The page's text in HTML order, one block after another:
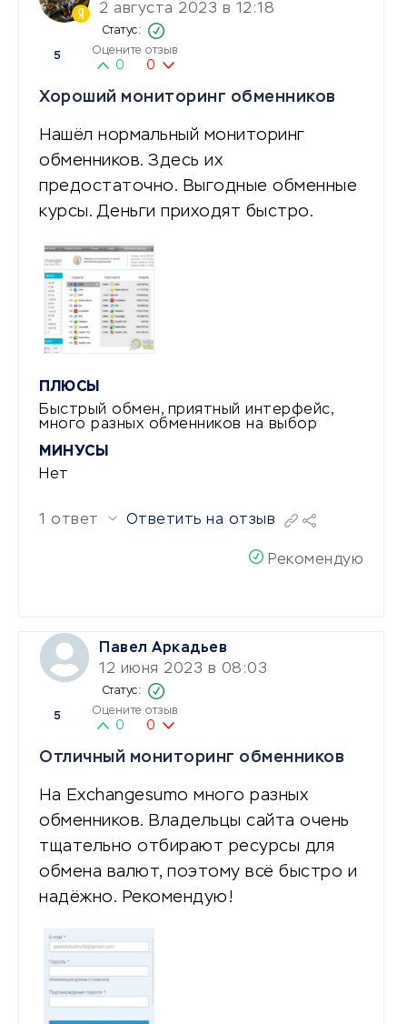
2 августа 2023 в 12:18
5 Оцените отзыв
0 0
Хороший мониторинг обменников
Нашёл нормальный мониторинг
обменников. Здесь их
предостаточно. Выгодные обменные
курсы. Деньги приходят быстро.
ПЛЮСЫ
Быстрый обмен, приятный интерфейс,
много разных обменников на выбор
МИНУСЫ
Нет
1 ответ Ответить на отзыв
Рекомендую
Павел Аркадьев
12 июня 2023 в 08:03
5 Оцените отзыв
0 0
Отличный мониторинг обменников
На Exchangesumo много разных
обменников. Владельцы сайта очень
тщательно отбирают ресурсы для
обмена валют, поэтому всё быстро и
надёжно. Рекомендую!